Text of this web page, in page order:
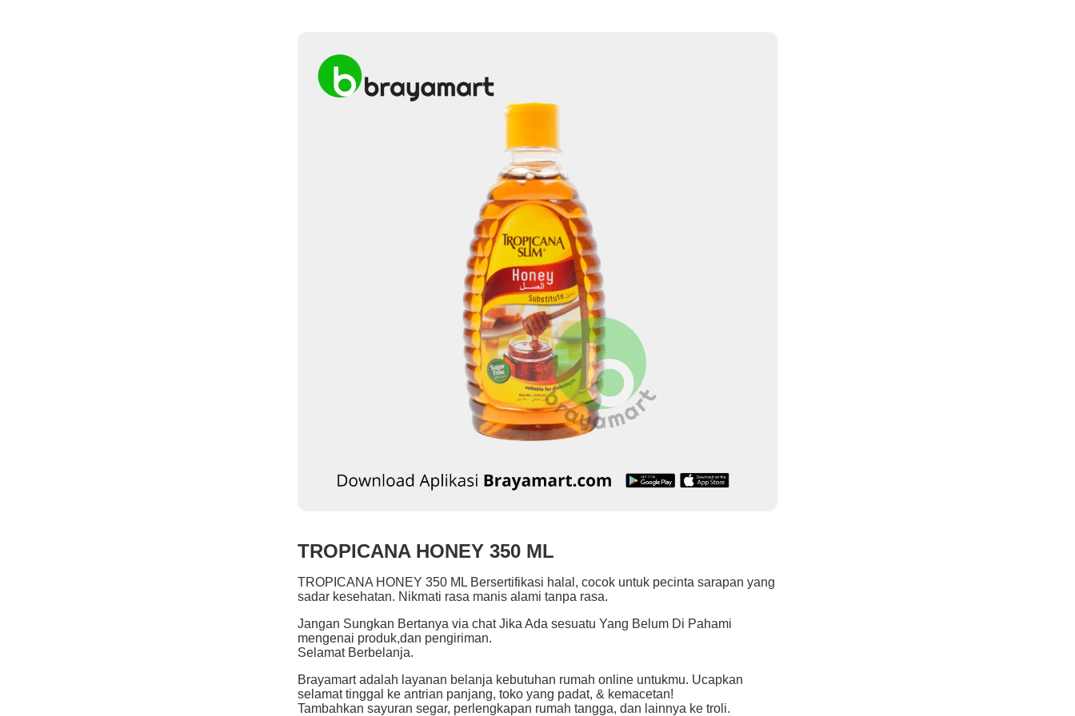
TROPICANA HONEY 350 ML
TROPICANA HONEY 350 ML Bersertifikasi halal, cocok untuk pecinta sarapan yang
sadar kesehatan. Nikmati rasa manis alami tanpa rasa.
Jangan Sungkan Bertanya via chat Jika Ada sesuatu Yang Belum Di Pahami
mengenai produk,dan pengiriman.
Selamat Berbelanja.
Brayamart adalah layanan belanja kebutuhan rumah online untukmu. Ucapkan
selamat tinggal ke antrian panjang, toko yang padat, & kemacetan!
Tambahkan sayuran segar, perlengkapan rumah tangga, dan lainnya ke troli.